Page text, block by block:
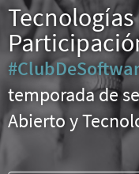
temporada de
Abierto y